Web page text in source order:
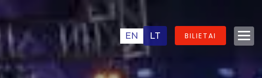
EN LT BILIETAI